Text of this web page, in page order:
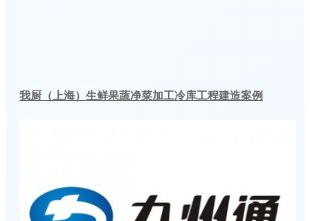
我厨（上海）生鲜果蔬净菜加工冷库工程建造案例